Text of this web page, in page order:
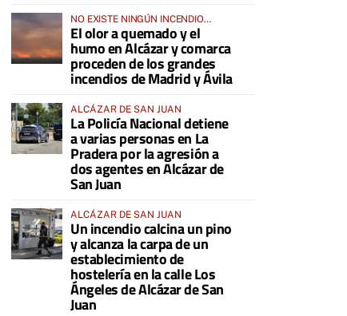
NO EXISTE NINGÚN INCENDIO
ACTIVO EN LA COMARCA
El olor a quemado y el
humo en Alcázar y comarca
proceden de los grandes
incendios de Madrid y Ávila
ALCÁZAR DE SAN JUAN
La Policía Nacional detiene
a varias personas en La
Pradera por la agresión a
dos agentes en Alcázar de
San Juan
ALCÁZAR DE SAN JUAN
Un incendio calcina un pino
y alcanza la carpa de un
establecimiento de
hostelería en la calle Los
Ángeles de Alcázar de San
Juan